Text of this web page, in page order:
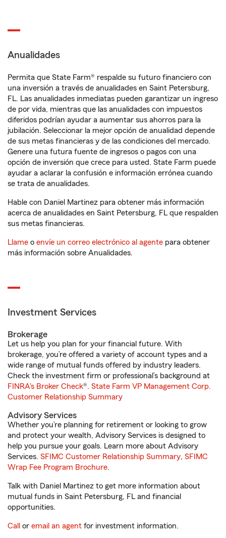
Anualidades
Permita que State Farm® respalde su futuro financiero con
una inversión a través de anualidades en Saint Petersburg,
FL. Las anualidades inmediatas pueden garantizar un ingreso
de por vida, mientras que las anualidades con impuestos
diferidos podrían ayudar a aumentar sus ahorros para la
jubilación. Seleccionar la mejor opción de anualidad depende
de sus metas financieras y de las condiciones del mercado.
Genere una futura fuente de ingresos o pagos con una
opción de inversión que crece para usted. State Farm puede
ayudar a aclarar la confusión e información errónea cuando
se trata de anualidades.
Hable con Daniel Martinez para obtener más información
acerca de anualidades en Saint Petersburg, FL que respalden
sus metas financieras.
Llame o envíe un correo electrónico al agente para obtener
más información sobre Anualidades.
Investment Services
Brokerage
Let us help you plan for your financial future. With
brokerage, you’re offered a variety of account types and a
wide range of mutual funds offered by industry leaders.
Check the investment firm or professional’s background at
FINRA's Broker Check®. State Farm VP Management Corp.
Customer Relationship Summary
Advisory Services
Whether you’re planning for retirement or looking to grow
and protect your wealth, Advisory Services is designed to
help you pursue your goals. Learn more about Advisory
Services. SFIMC Customer Relationship Summary, SFIMC
Wrap Fee Program Brochure.
Talk with Daniel Martinez to get more information about
mutual funds in Saint Petersburg, FL and financial
opportunities.
Call or email an agent for investment information.